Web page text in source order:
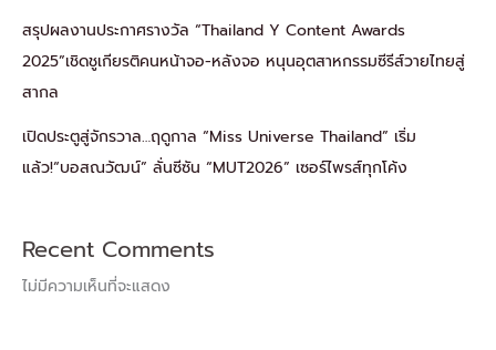
สรุปผลงานประกาศรางวัล “Thailand Y Content Awards
2025”เชิดชูเกียรติคนหน้าจอ-หลังจอ หนุนอุตสาหกรรมซีรีส์วายไทยสู่
สากล
เปิดประตูสู่จักรวาล…ฤดูกาล “Miss Universe Thailand” เริ่ม
แล้ว!“บอสณวัฒน์” ลั่นซีซัน “MUT2026” เซอร์ไพรส์ทุกโค้ง
Recent Comments
ไม่มีความเห็นที่จะแสดง